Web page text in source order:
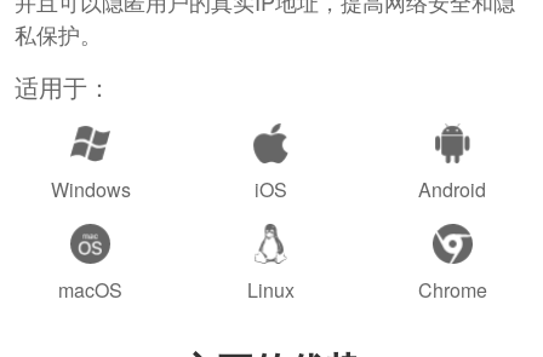
私保护。
适用于：
Windows iOS Android
macOS Linux Chrome